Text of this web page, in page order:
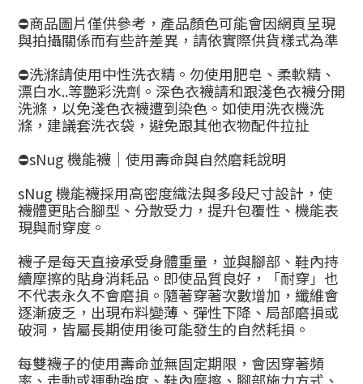
⛔商品圖片僅供參考，產品顏色可能會因網頁呈現
與拍攝關係而有些許差異，請依實際供貨樣式為準
⛔洗滌請使用中性洗衣精。勿使用肥皂、柔軟精、
漂白水..等艷彩洗劑。深色衣襪請和跟淺色衣襪分開
洗滌，以免淺色衣襪遭到染色。如使用洗衣機洗
滌，建議套洗衣袋，避免跟其他衣物配件拉扯
⛔sNug 機能襪｜使用壽命與自然磨耗說明
sNug 機能襪採用高密度織法與多段尺寸設計，使
襪體更貼合腳型、分散受力，提升包覆性、機能表
現與耐穿度。
襪子是每天直接承受身體重量，並與腳部、鞋內持
續摩擦的貼身消耗品。即使品質良好，「耐穿」也
不代表永久不會磨損。隨著穿著次數增加，纖維會
逐漸疲乏，出現布料變薄、彈性下降、局部磨損或
破洞，皆屬長期使用後可能發生的自然耗損。
每雙襪子的使用壽命並無固定期限，會因穿著頻